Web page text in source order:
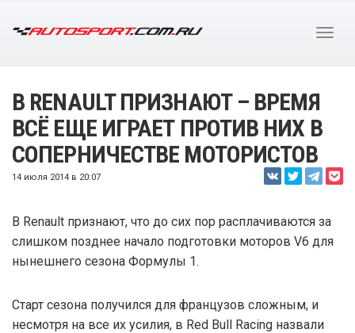
В RENAULT ПРИЗНАЮТ – ВРЕМЯ
ВСЁ ЕЩЕ ИГРАЕТ ПРОТИВ НИХ В
СОПЕРНИЧЕСТВЕ МОТОРИСТОВ
14 июля 2014 в 20:07
В Renault признают, что до сих пор расплачиваются за
слишком позднее начало подготовки моторов V6 для
нынешнего сезона Формулы 1.
Старт сезона получился для французов сложным, и
несмотря на все их усилия, в Red Bull Racing назвали